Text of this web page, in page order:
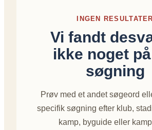
INGEN RESULTATER
Vi fandt
ikke noget
søgning
Prøv med et andet søgeord
specifik søgning efter klub,
kamp, byguide eller